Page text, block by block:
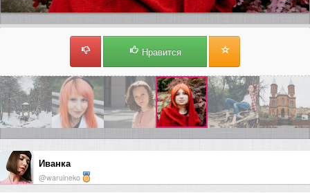
Нравится
Иванка
@waruineko